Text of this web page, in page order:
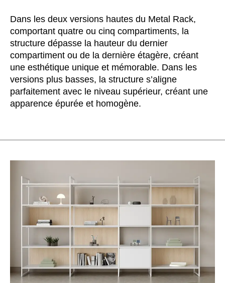
Dans les deux versions hautes du Metal Rack,
comportant quatre ou cinq compartiments, la
structure dépasse la hauteur du dernier
compartiment ou de la dernière étagère, créant
une esthétique unique et mémorable. Dans les
versions plus basses, la structure s’aligne
parfaitement avec le niveau supérieur, créant une
apparence épurée et homogène.